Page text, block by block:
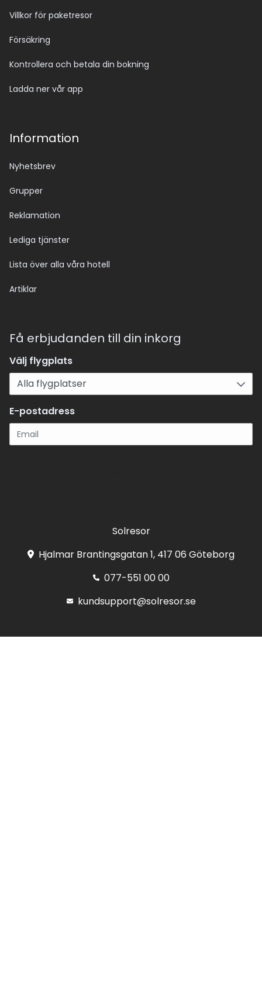
Villkor för paketresor
Försäkring
Kontrollera och betala din bokning
Ladda ner vår app
Information
Nyhetsbrev
Grupper
Reklamation
Lediga tjänster
Lista över alla våra hotell
Artiklar
Få erbjudanden till din inkorg
Välj flygplats
E-postadress
Solresor
Hjalmar Brantingsgatan 1, 417 06 Göteborg
077-551 00 00
kundsupport@solresor.se